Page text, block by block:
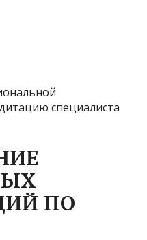
специалиста
ПО